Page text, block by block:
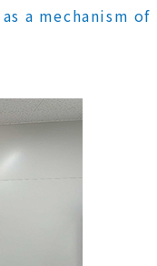
a mechanism